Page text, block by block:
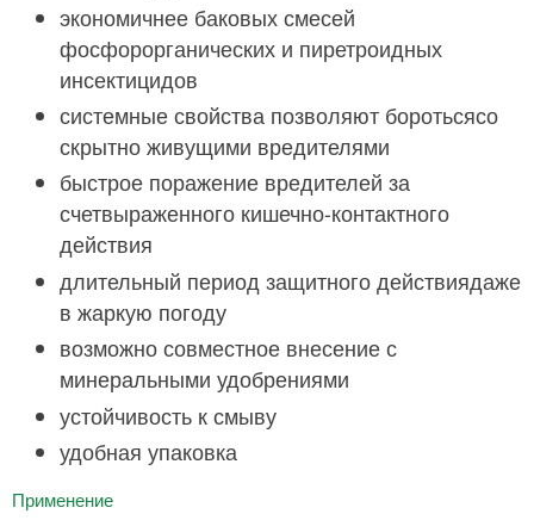
экономичнее баковых смесей
фосфорорганических и пиретроидных
инсектицидов
системные свойства позволяют боротьсясо
скрытно живущими вредителями
быстрое поражение вредителей за
счетвыраженного кишечно-контактного
действия
длительный период защитного действиядаже
в жаркую погоду
возможно совместное внесение с
минеральными удобрениями
устойчивость к смыву
удобная упаковка
Применение